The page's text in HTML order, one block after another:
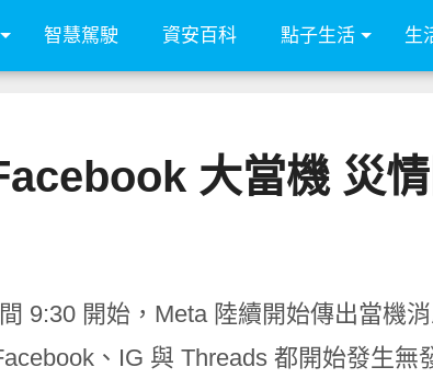
智慧駕駛 資安百科 點子生活 生
大當機 災
9:30 開始，Meta 陸續開始傳出當機
、IG 與 Threads 都開始發生無